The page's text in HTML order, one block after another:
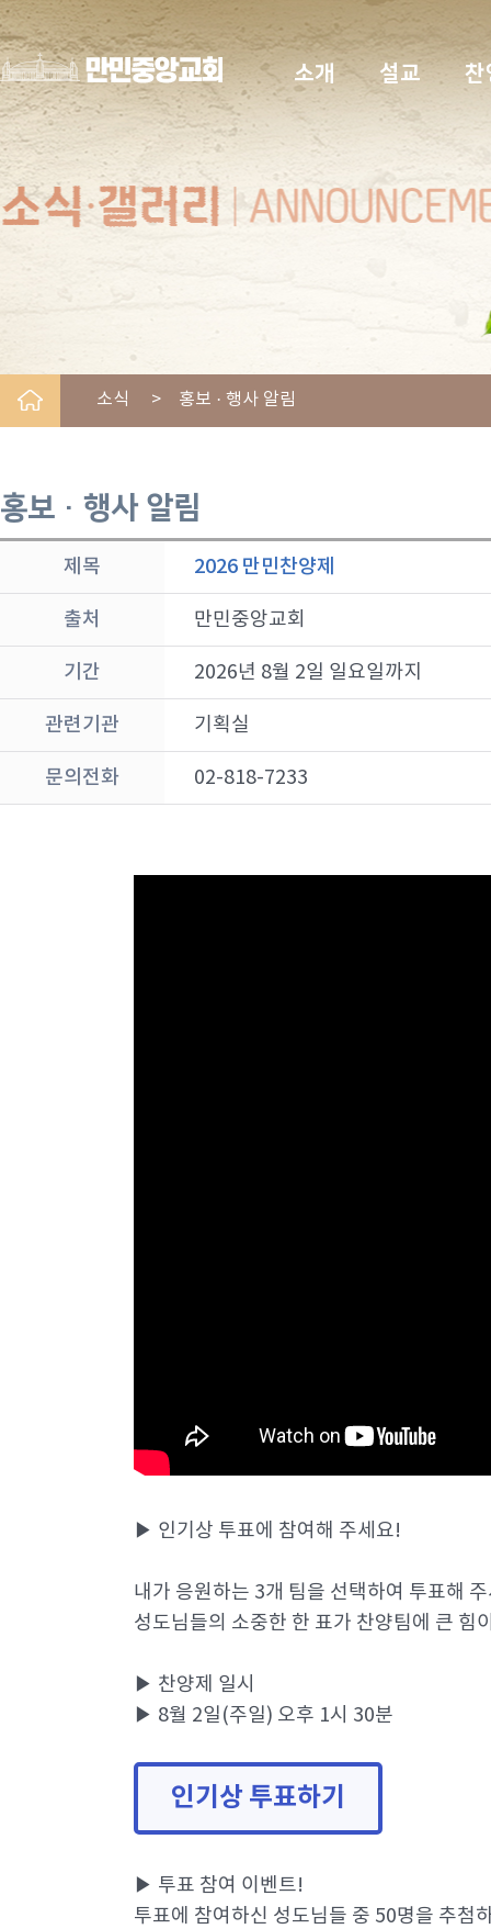
소개 설교 찬
소식 > 홍보 · 행사 알림
홍보 · 행사 알림
제목 2026 만민찬양제
출처 만민중앙교회
기간 2026년 8월 2일 일요일까지
관련기관 기획실
문의전화 02-818-7233
▶ 인기상 투표에 참여해 주세요!
내가 응원하는 3개 팀을 선택하여 투표해
성도님들의 소중한 한 표가 찬양팀에 큰 힘
▶ 찬양제 일시
▶ 8월 2일(주일) 오후 1시 30분
인기상 투표하기
▶ 투표 참여 이벤트!
투표에 참여하신 성도님들 중 50명을 추첨